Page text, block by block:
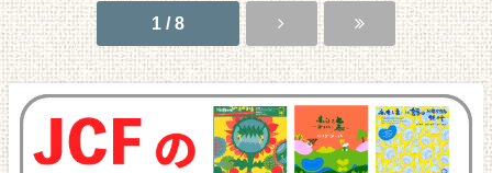
1 / 8